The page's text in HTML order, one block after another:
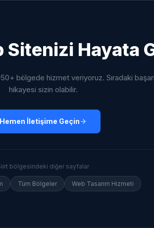
Sitenizi Hayata
bölgede hizmet veriyoruz. Sıradaki başarı
hikayesi sizin olabilir.
Hemen İletişime Geçin
bölgesindeki diğer sayfalar
Tüm Bölgeler Web Tasarım Hizmeti